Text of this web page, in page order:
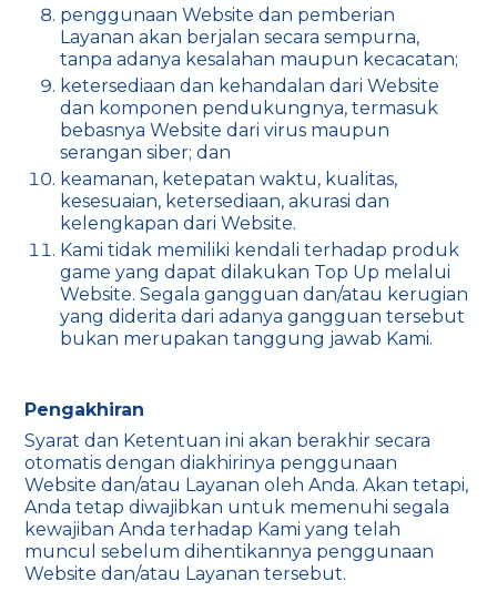
penggunaan Website dan pemberian
Layanan akan berjalan secara sempurna,
tanpa adanya kesalahan maupun kecacatan;
ketersediaan dan kehandalan dari Website
dan komponen pendukungnya, termasuk
bebasnya Website dari virus maupun
serangan siber; dan
keamanan, ketepatan waktu, kualitas,
kesesuaian, ketersediaan, akurasi dan
kelengkapan dari Website.
Kami tidak memiliki kendali terhadap produk
game yang dapat dilakukan Top Up melalui
Website. Segala gangguan dan/atau kerugian
yang diderita dari adanya gangguan tersebut
bukan merupakan tanggung jawab Kami.
Pengakhiran
Syarat dan Ketentuan ini akan berakhir secara
otomatis dengan diakhirinya penggunaan
Website dan/atau Layanan oleh Anda. Akan tetapi,
Anda tetap diwajibkan untuk memenuhi segala
kewajiban Anda terhadap Kami yang telah
muncul sebelum dihentikannya penggunaan
Website dan/atau Layanan tersebut.